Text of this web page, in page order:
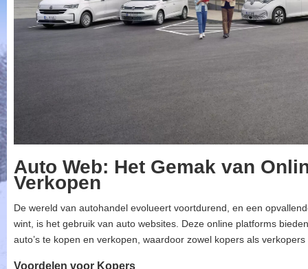
Auto Web: Het Gemak van
Verkopen
De wereld van autohandel evolueert voortdurend, en een
wint, is het gebruik van auto websites. Deze online platforms
auto’s te kopen en verkopen, waardoor zowel kopers als
Voordelen voor Kopers